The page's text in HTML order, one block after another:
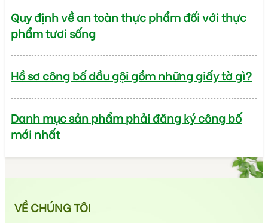
Quy định về an toàn thực phẩm đối với thực
phẩm tươi sống
Hồ sơ công bố dầu gội gồm những giấy tờ gì?
Danh mục sản phẩm phải đăng ký công bố
mới nhất
VỀ CHÚNG TÔI